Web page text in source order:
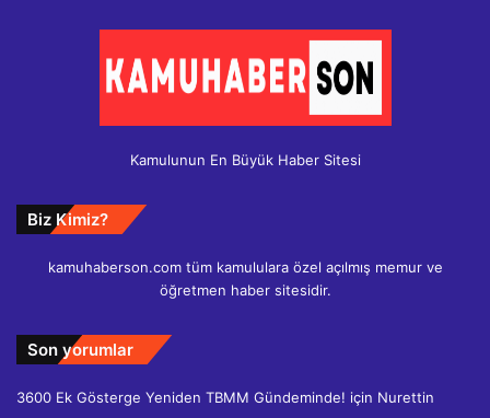
Kamulunun En Büyük Haber Sitesi
Biz Kimiz?
kamuhaberson.com tüm kamululara özel açılmış memur ve
öğretmen haber sitesidir.
Son yorumlar
3600 Ek Gösterge Yeniden TBMM Gündeminde! için Nurettin